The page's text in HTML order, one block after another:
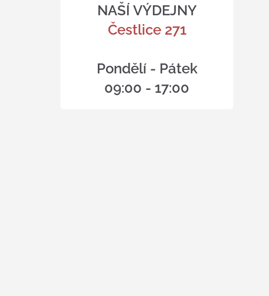
NAŠÍ VÝDEJNY
Čestlice 271
Pondělí - Pátek
09:00 - 17:00